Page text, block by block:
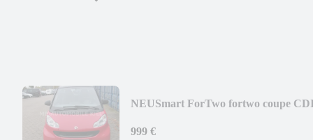
NEUSmart ForTwo fortwo coupe
999 €